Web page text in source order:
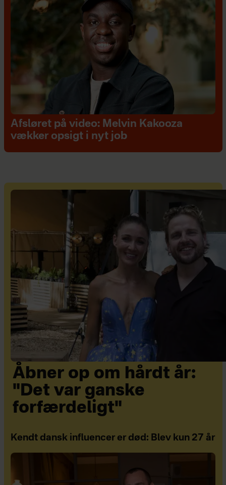
Afsløret på video: Melvin Kakooza
vækker opsigt i nyt job
Åbner op om hårdt år:
"Det var ganske
forfærdeligt"
Kendt dansk influencer er død: Blev kun 27 år